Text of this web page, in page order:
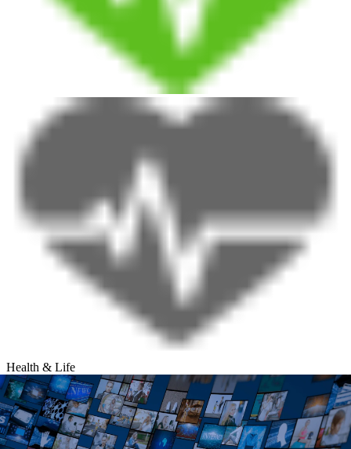
Health & Life